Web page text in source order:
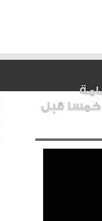
خمسا قبل